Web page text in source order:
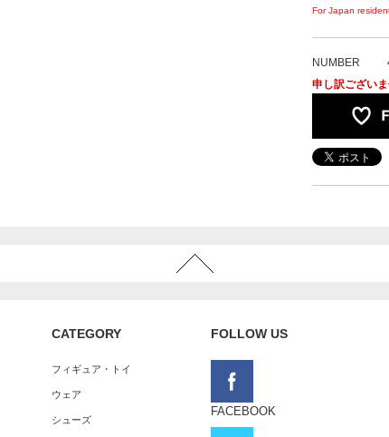
For Japan
NUMBER
申し訳ござい
CATEGORY
フィギュア・トイ
ウェア
シューズ
FOLLOW US
FACEBOOK